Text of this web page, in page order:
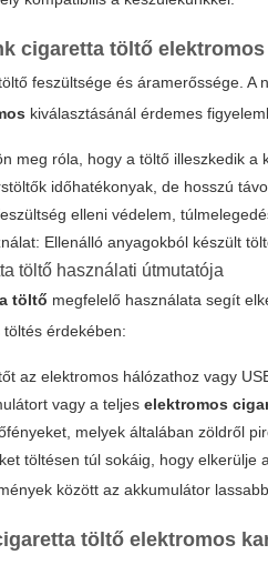
cigaretta töltő elektromos
feszültsége és áramerőssége.
kiválasztásánál érdemes
meg róla, hogy a töltő illeszkedik a
időhatékonyak, de hosszú
elleni védelem,
Ellenálló anyagokból készült
töltő használati útmutatója
töltő megfelelő használata segít
érdekében:
az elektromos hálózathoz vagy
vagy a teljeselektromos
melyek általában zöldről
töltésen túl sokáig, hogy elkerülje
között az akkumulátor
töltő elektromos